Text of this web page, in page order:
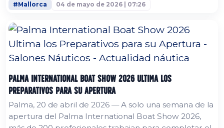
de proteger el mar, ha aprovechado el escaparate
eléctricos, embarcaciones híbridas e incluso motos
de agua eléctricas o barcos...
#Mallorca 04 de mayo de 2026 | 07:26
Palma International Boat Show 2026 Ultima los
Preparativos para su Apertura
Palma, 20 de abril de 2026 — A solo una semana de la
apertura del Palma International Boat Show 2026,